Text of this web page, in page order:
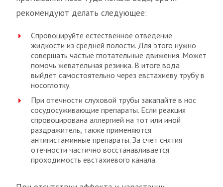
рекомендуют делать следующее:
Спровоцируйте естественное отведение
жидкости из средней полости. Для этого нужно
совершать частые глотательные движения. Может
помочь жевательная резинка. В итоге вода
выйдет самостоятельно через евстахиеву трубу в
носоглотку.
При отечности слуховой трубы закапайте в нос
сосудосуживающие препараты. Если реакция
спровоцирована аллергией на тот или иной
раздражитель, также применяются
антигистаминные препараты. За счет снятия
отечности частично восстанавливается
проходимость евстахиевого канала.